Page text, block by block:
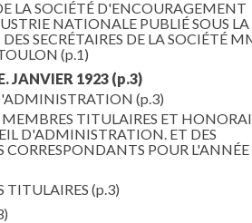
LA SOCIÉTÉ D'ENCOURAGEMENT
NATIONALE PUBLIÉ SOUS LA
SECRÉTAIRES DE LA SOCIÉTÉ
(p.1)
JANVIER 1923 (p.3)
(p.3)
MEMBRES TITULAIRES ET
D'ADMINISTRATION. ET DES
CORRESPONDANTS POUR
TITULAIRES (p.3)